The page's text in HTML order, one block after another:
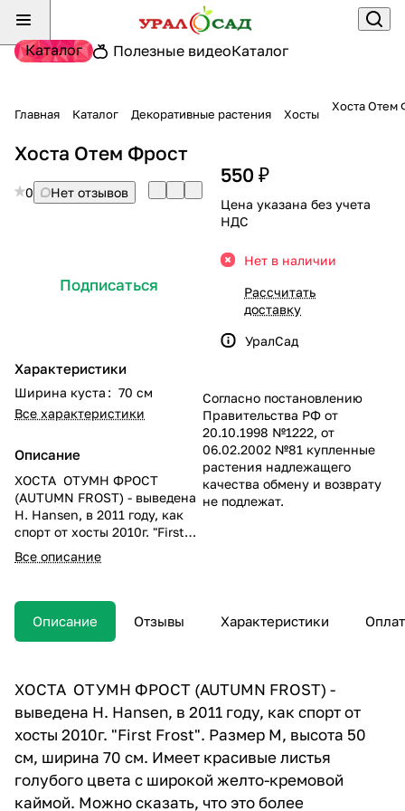
Каталог Полезные видеоКаталог
Главная Каталог Декоративные растения Хосты
Хоста Отем
Хоста Отем Фрост
0 Нет отзывов
Подписаться
Характеристики
Ширина куста : 70 см
Все характеристики
Описание
ХОСТА ОТУМН ФРОСТ
(AUTUMN FROST) - выведена
H. Hansen, в 2011 году, как
спорт от хосты 2010г. "First
Frost". Размер M, высота 50
см, ширина 70 см. Имеет
цвета с широкой желто-
кремовой каймой. Можно
сказать, что это более
Листья становятся морозно-
синими с ярко-желтыми
краями, которые летом
становятся кремово-белыми.
Быстро и хорошо
разрастается. Я рекомендую
сажать этот сорт в тень или
полутень.
Все описание
550 ₽
Цена указана без учета
НДС
Нет в наличии
Рассчитать
доставку
УралСад
Согласно постановлению
Правительства РФ от
20.10.1998 №1222, от
06.02.2002 №81 купленные
растения надлежащего
качества обмену и возврату
не подлежат.
Описание Отзывы Характеристики
ХОСТА ОТУМН ФРОСТ (AUTUMN FROST) -
выведена H. Hansen, в 2011 году, как спорт от
хосты 2010г. "First Frost". Размер M, высота 50
см, ширина 70 см. Имеет красивые листья
голубого цвета с широкой желто-кремовой
каймой. Можно сказать, что это более